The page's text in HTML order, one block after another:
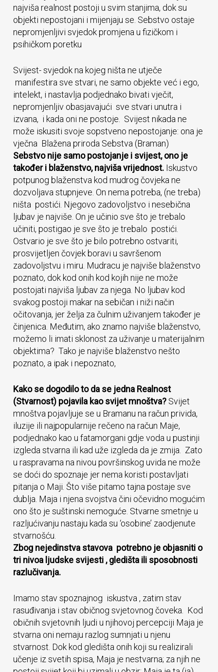
najviša realnost postoji u svim stanjima, dok su
objekti nepostojani i mijenjaju se. Sebstvo ostaje
nepromjenljivi svjedok promjena u fizičkom i
psihičkom poretku
Svijest- svjedok na kojeg ništa ne utječe
manifestira sve stvari, ne samo objekte već i ego,
intelekt, i nastavlja podjednako bivati vječit,
nepromjenljiv obasjavajući sve stvari unutra i
izvana, i kada oni ne postoje. Svijest nikada ne
može iskusiti svoje sopstveno nepostojanje: ona je
vječna Blažena priroda Sebstva (Braman)
Sebstvo nije samo postojanje i svijest, ono je
također i blaženstvo, najviša vrijednost. Iskustvo
potpunog blaženstva kod mudrog čovjeka ne
dozvoljava stupnjeve. On nema potreba, (ne treba)
ništa postići. Njegovo zadovoljstvo i nesebična
ljubav je najviše. On je učinio sve što je trebalo
učiniti, postigao je sve što je trebalo postići.
Ostvario je sve što je bilo potrebno ostvariti,
prosvijetljen čovjek boravi u savršenom
zadovoljstvu i miru. Mudracu je najviše blaženstvo
poznato, dok kod onih kod kojih nije ne može
postojati najviša ljubav za njega. No ljubav kod
svakog postoji makar na sebičan i niži način
očitovanja, jer želja za čulnim uživanjem također je
činjenica. Međutim, ako znamo najviše blaženstvo,
možemo li imati sklonost za uživanje u materijalnim
objektima? Tako je najviše blaženstvo nešto
poznato, a ipak i nepoznato,
Kako se dogodilo to da se jedna Realnost
(Stvarnost) pojavila kao svijet mnoštva?Svijet
mnoštva pojavljuje se u Bramanu na račun privida,
iluzije ili najpopularnije rečeno na račun Maje,
podjednako kao u fatamorgani gdje voda u pustinji
izgleda stvarna ili kad uže izgleda da je zmija. Zato
u raspravama na nivou površinskog uvida ne može
se doći do spoznaje jer nema koristi postavljati
pitanja o Maji. Što više pitamo tajna postaje sve
dublja. Maja i njena svojstva čini očevidno mogućim
ono što je suštinski nemoguće. Stvarne smetnje u
razljućivanju nastaju kada su ‘osobine’ zaodjenute
stvarnošću.
Zbog nejedinstva stavova potrebno je objasniti o
tri nivoa ljudske svijesti , gledišta ili sposobnosti
razlučivanja.
Imamo stav spoznajnog iskustva , zatim stav
rasuđivanja i stav običnog svjetovnog čoveka. Kod
običnih svjetovnih ljudi u njihovoj percepciji Maja je
stvarna oni nemaju razlog sumnjati u njenu
stvarnost. Dok kod gledišta onih koji su realizirali
učenje iz svetih spisa, Maja je nestvarna; za njih ne